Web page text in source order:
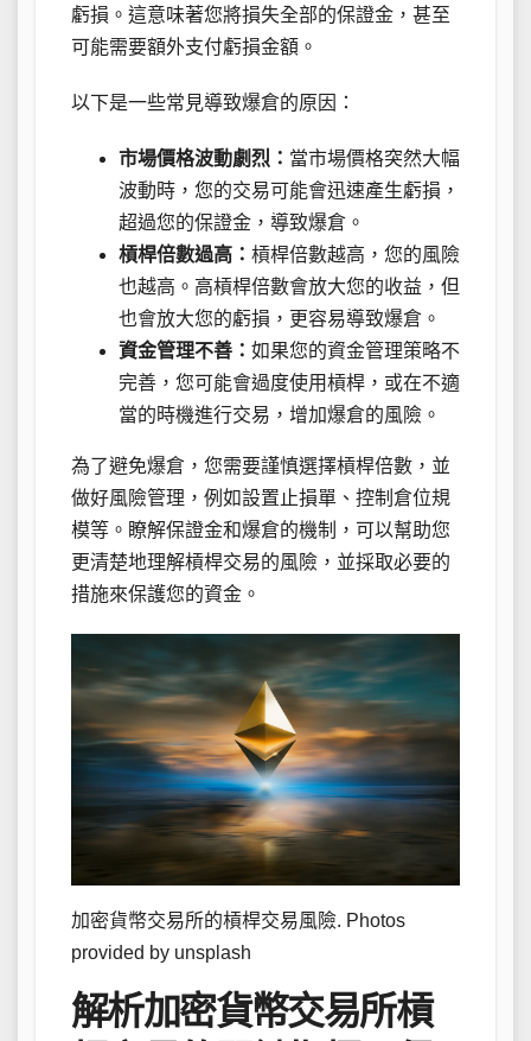
虧損。這意味著您將損失全部的保證金，甚至
可能需要額外支付虧損金額。
以下是一些常見導致爆倉的原因：
市場價格波動劇烈： 當市場價格突然大幅
波動時，您的交易可能會迅速產生虧損，
超過您的保證金，導致爆倉。
槓桿倍數過高： 槓桿倍數越高，您的風險
也越高。高槓桿倍數會放大您的收益，但
也會放大您的虧損，更容易導致爆倉。
資金管理不善： 如果您的資金管理策略不
完善，您可能會過度使用槓桿，或在不適
當的時機進行交易，增加爆倉的風險。
為了避免爆倉，您需要謹慎選擇槓桿倍數，並
做好風險管理，例如設置止損單、控制倉位規
模等。瞭解保證金和爆倉的機制，可以幫助您
更清楚地理解槓桿交易的風險，並採取必要的
措施來保護您的資金。
加密貨幣交易所的槓桿交易風險. Photos
provided by unsplash
解析加密貨幣交易所槓